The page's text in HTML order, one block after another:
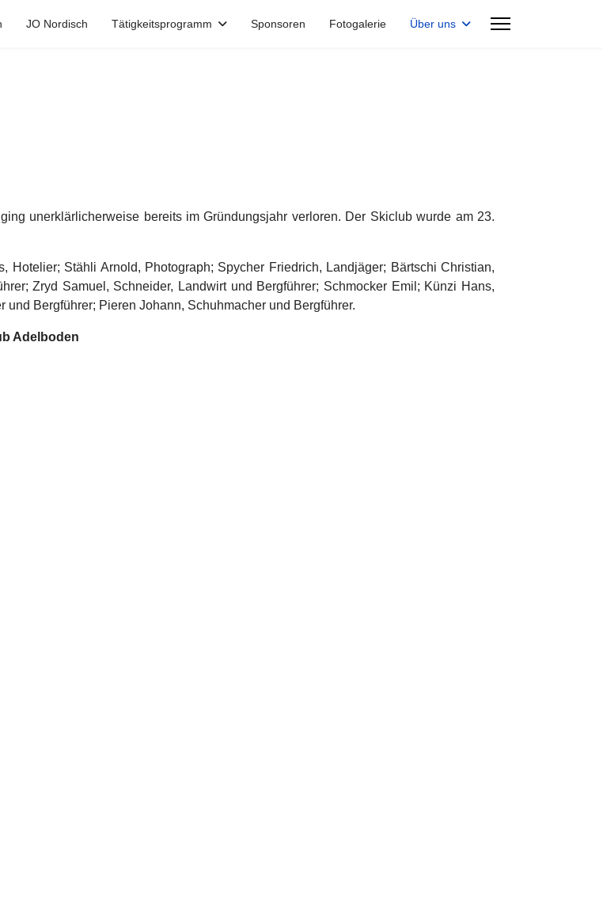
JO Nordisch Tätigkeitsprogramm Sponsoren Fotogalerie Über uns
unerklärlicherweise bereits im Gründungsjahr verloren. Der Skiclub wurde am 23.
Hotelier; Stähli Arnold, Photograph; Spycher Friedrich, Landjäger; Bärtschi Christian,
Zryd Samuel, Schneider, Landwirt und Bergführer; Schmocker Emil; Künzi Hans,
Bergführer; Pieren Johann, Schuhmacher und Bergführer.
Adelboden